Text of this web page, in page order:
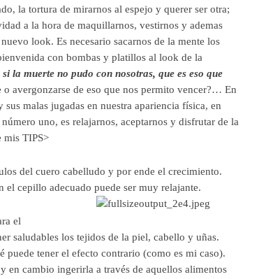
la tortura de mirarnos al espejo y querer ser otra;
a la hora de maquillarnos, vestirnos y ademas
look. Es necesario sacarnos de la mente los
con bombas y platillos al look de la
la muerte no pudo con nosotras, que es eso que
o avergonzarse de eso que nos permito vencer?… En
malas jugadas en nuestra apariencia física, en
uno, es relajarnos, aceptarnos y disfrutar de la
mis TIPS>
del cuero cabelludo y por ende el crecimiento.
el cepillo adecuado puede ser muy relajante.
el
saludables los tejidos de la piel, cabello y uñas.
puede tener el efecto contrario (como es mi caso).
en cambio ingerirla a través de aquellos alimentos